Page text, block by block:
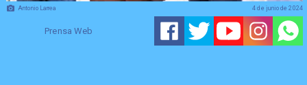
Antonio Larrea
Prensa Web
4 de junio de 2024